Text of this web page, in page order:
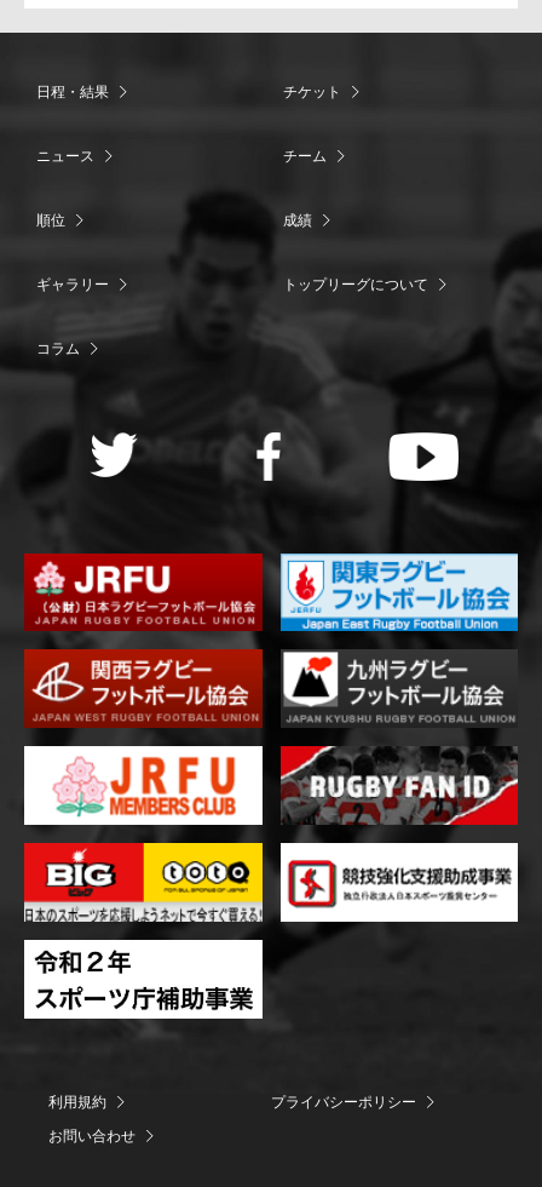
日程・結果 チケット
ニュース チーム
順位 成績
ギャラリー トップリーグについて
コラム
利用規約
プライバシーポリシー
お問い合わせ